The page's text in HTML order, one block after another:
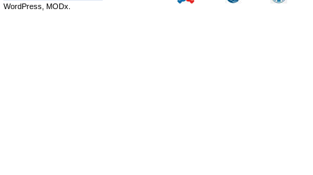
WordPress, MODx.